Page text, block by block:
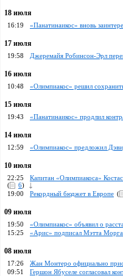
18 июля
16:19 «Панатинаикос» вновь
17 июля
19:58 Джеремайя Робинсон-Эрл
16 июля
10:48 «Олимпиакос» решил
15 июля
19:43 «Панатинаикос» продлил
14 июля
12:59 «Олимпиакос» предложил
10 июля
22:25
Капитан «Олимпиакоса»
(
6)
19:00
Рекордный бюджет в Европе (
09 июля
19:50 «Олимпиакос» объявил о
15:25
«Арис» подписал Мэтта
08 июля
17:26 Жан Монтеро официально
09:51
Гершон Ябуселе согласовал